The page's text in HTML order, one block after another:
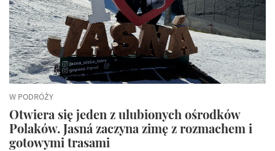
W PODRÓŻY
Otwiera się jeden z ulubionych ośrodków
Polaków. Jasná zaczyna zimę z rozmachem i
gotowymi trasami